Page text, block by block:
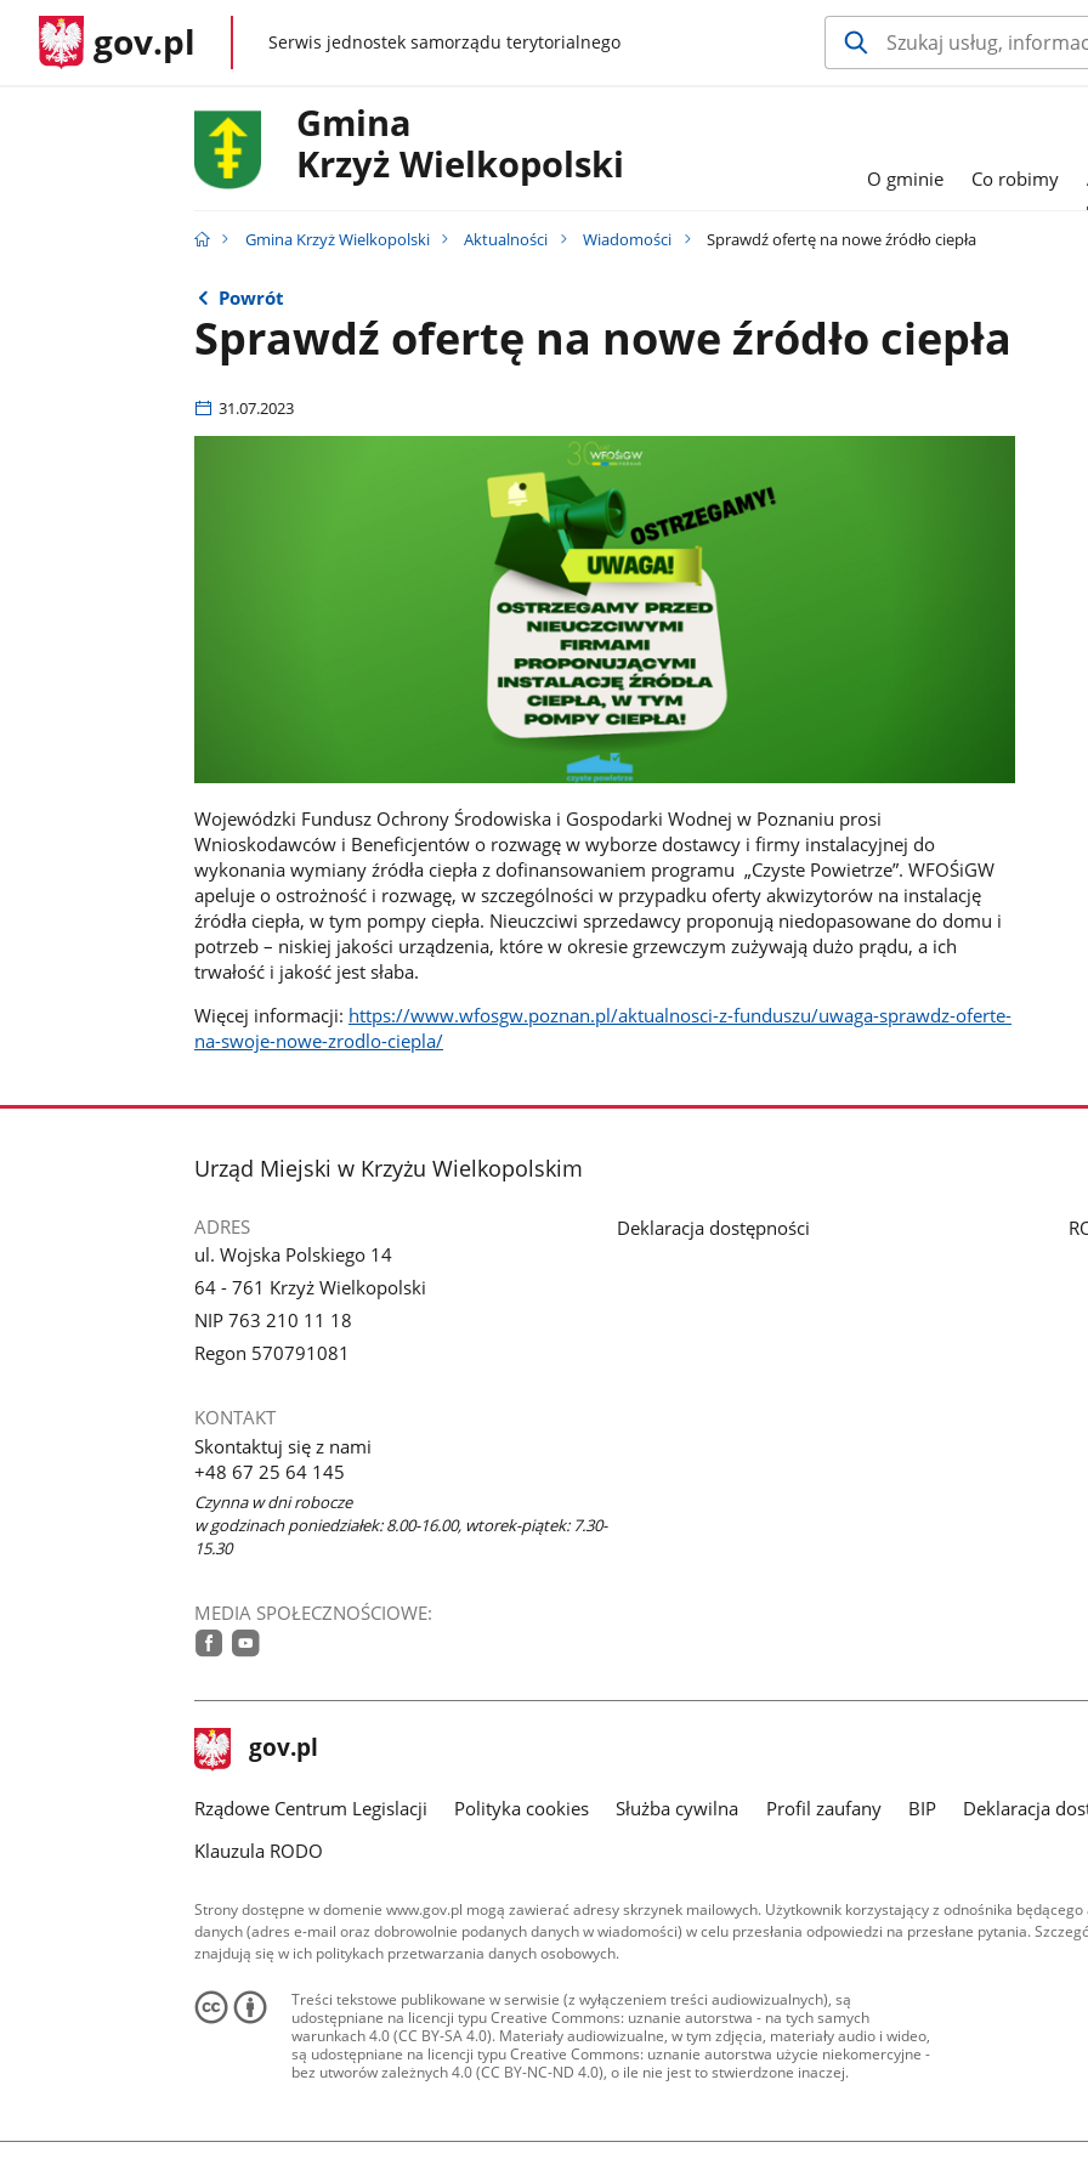
gov.pl gov.plSerwis jednostek samorządu terytorialnego
Gmina
Krzyż Wielkopolski
O gminie Co robimy
Gmina Krzyż Wielkopolski Aktualności Wiadomości Sprawdź ofertę na nowe źródło ciepła
Powrót
Sprawdź ofertę na nowe źródło ciepła
31.07.2023
Wojewódzki Fundusz Ochrony Środowiska i Gospodarki Wodnej w Poznaniu prosi
Wnioskodawców i Beneficjentów o rozwagę w wyborze dostawcy i firmy instalacyjnej do
wykonania wymiany źródła ciepła z dofinansowaniem programu „Czyste Powietrze”. WFOŚiGW
apeluje o ostrożność i rozwagę, w szczególności w przypadku oferty akwizytorów na instalację
źródła ciepła, w tym pompy ciepła. Nieuczciwi sprzedawcy proponują niedopasowane do domu i
potrzeb – niskiej jakości urządzenia, które w okresie grzewczym zużywają dużo prądu, a ich
trwałość i jakość jest słaba.
Więcej informacji: https://www.wfosgw.poznan.pl/aktualnosci-z-funduszu/uwaga-sprawdz-oferte-
na-swoje-nowe-zrodlo-ciepla/
stopka
Urząd Miejski w Krzyżu Wielkopolskim
ADRES
ul. Wojska Polskiego 14
64 - 761 Krzyż Wielkopolski
NIP 763 210 11 18
Regon 570791081
KONTAKT
Skontaktuj się z nami
+48 67 25 64 145
Czynna w dni robocze
w godzinach poniedziałek: 8.00-16.00, wtorek-piątek: 7.30-
15.30
MEDIA SPOŁECZNOŚCIOWE:
Deklaracja dostępności
stopka
gov.pl Strona
gov.pl
Rządowe Centrum Legislacji Polityka cookies Służba cywilna Profil zaufany BIP
Deklaracja
Klauzula RODO
Strony dostępne w domenie www.gov.pl mogą zawierać adresy skrzynek mailowych. Użytkownik korzystający z odnośnika
danych (adres e-mail oraz dobrowolnie podanych danych w wiadomości) w celu przesłania odpowiedzi na przesłane pytania.
znajdują się w ich politykach przetwarzania danych osobowych.
Treści tekstowe publikowane w serwisie (z wyłączeniem treści audiowizualnych), są
udostępniane na licencji typu Creative Commons: uznanie autorstwa - na tych samych
warunkach 4.0 (CC BY-SA 4.0). Materiały audiowizualne, w tym zdjęcia, materiały audio i wideo,
są udostępniane na licencji typu Creative Commons: uznanie autorstwa użycie niekomercyjne -
bez utworów zależnych 4.0 (CC BY-NC-ND 4.0), o ile nie jest to stwierdzone inaczej.